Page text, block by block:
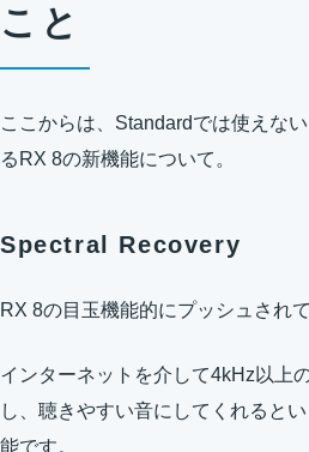
こと
ここからは、Standardでは使えな
るRX 8の新機能について。
Spectral Recovery
RX 8の目玉機能的にプッシュされ
インターネットを介して4kHz以上
し、聴きやすい音にしてくれると
能です。